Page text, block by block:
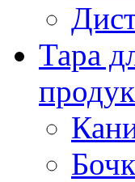
Тара